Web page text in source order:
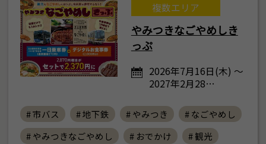
複数エリア
やみつきなごやめしき
っぷ
2026年7月16日(木) ～
2027年2月28…
# 市バス # 地下鉄 # やみつき
# なごやめし
# やみつきなごやめし
# おでかけ
# 観光